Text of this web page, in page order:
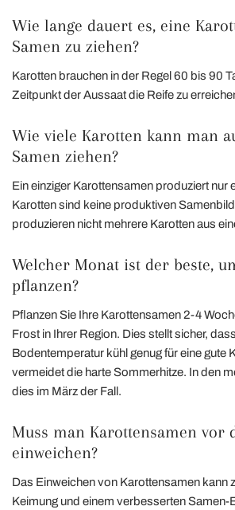
Wie lange dauert es, eine
Samen zu ziehen?
Karotten brauchen in der Regel 60 bis 90
Zeitpunkt der Aussaat die Reife zu
Wie viele Karotten kann man
Samen ziehen?
Ein einziger Karottensamen produziert nur
Karotten sind keine produktiven
produzieren nicht mehrere Karotten aus
Welcher Monat ist der beste,
pflanzen?
Pflanzen Sie Ihre Karottensamen 2-4
Frost in Ihrer Region. Dies stellt sicher,
Bodentemperatur kühl genug für eine gute
vermeidet die harte Sommerhitze. In den
dies im März der Fall.
Muss man Karottensamen vor
einweichen?
Das Einweichen von Karottensamen kann
Keimung und einem verbesserten